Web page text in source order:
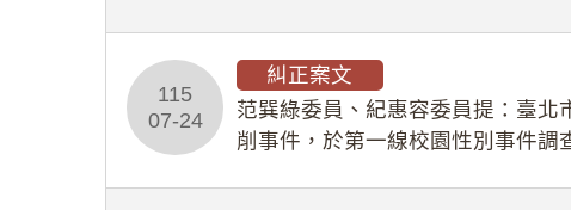
115
07-24
糾正案文
范巽綠委員、紀惠容委員提：臺北
削事件，於第一線校園性別事件調